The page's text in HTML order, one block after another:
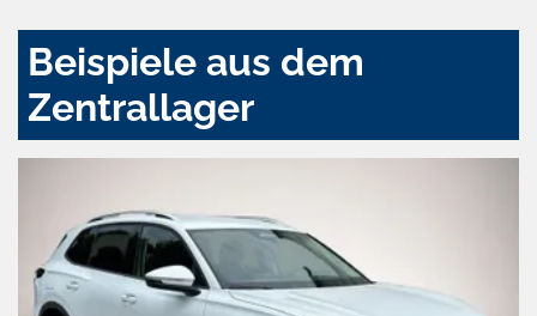
Beispiele aus dem
Zentrallager